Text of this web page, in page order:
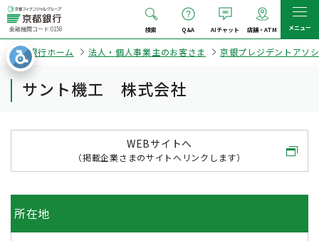
金融機関コード:0158 検索 Q&A AIチャット 店舗・ATM メニュー
京都銀行ホーム 法人・個人事業主のお客さま 京銀プレジデントアソ
サント機工 株式会社
WEBサイトへ
（掲載企業さまのサイトへリンクします）
所在地